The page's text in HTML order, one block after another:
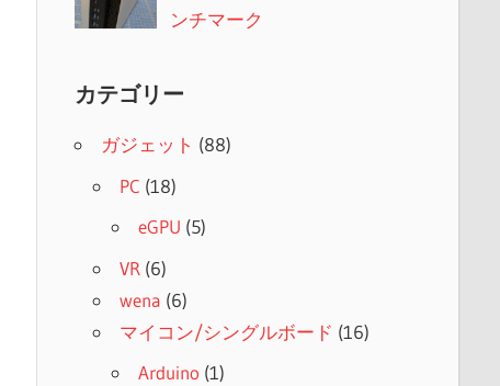
ンチマーク
カテゴリー
ガジェット (88)
PC (18)
eGPU (5)
VR (6)
wena (6)
マイコン/シングルボード (16)
Arduino (1)